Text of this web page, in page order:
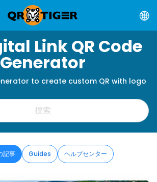
Link QR Code
Generator
to create custom QR with logo
記事 Guides ヘルプセンター